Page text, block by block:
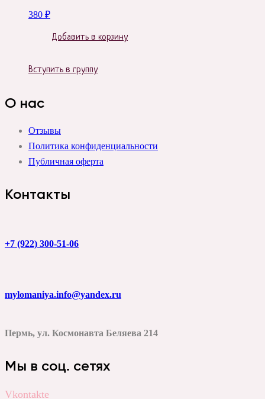
380 ₽
Добавить в корзину
Вступить в группу
О нас
Отзывы
Политика конфиденциальности
Публичная оферта
Контакты
+7 (922) 300-51-06
mylomaniya.info@yandex.ru
Пермь, ул. Космонавта Беляева 214
Мы в соц. сетях
Vkontakte